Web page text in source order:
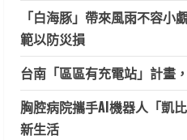
「白海豚」帶來風雨不容小
範以防災損
台南「區區有充電站」計畫
胸腔病院攜手AI機器人「凱
新生活